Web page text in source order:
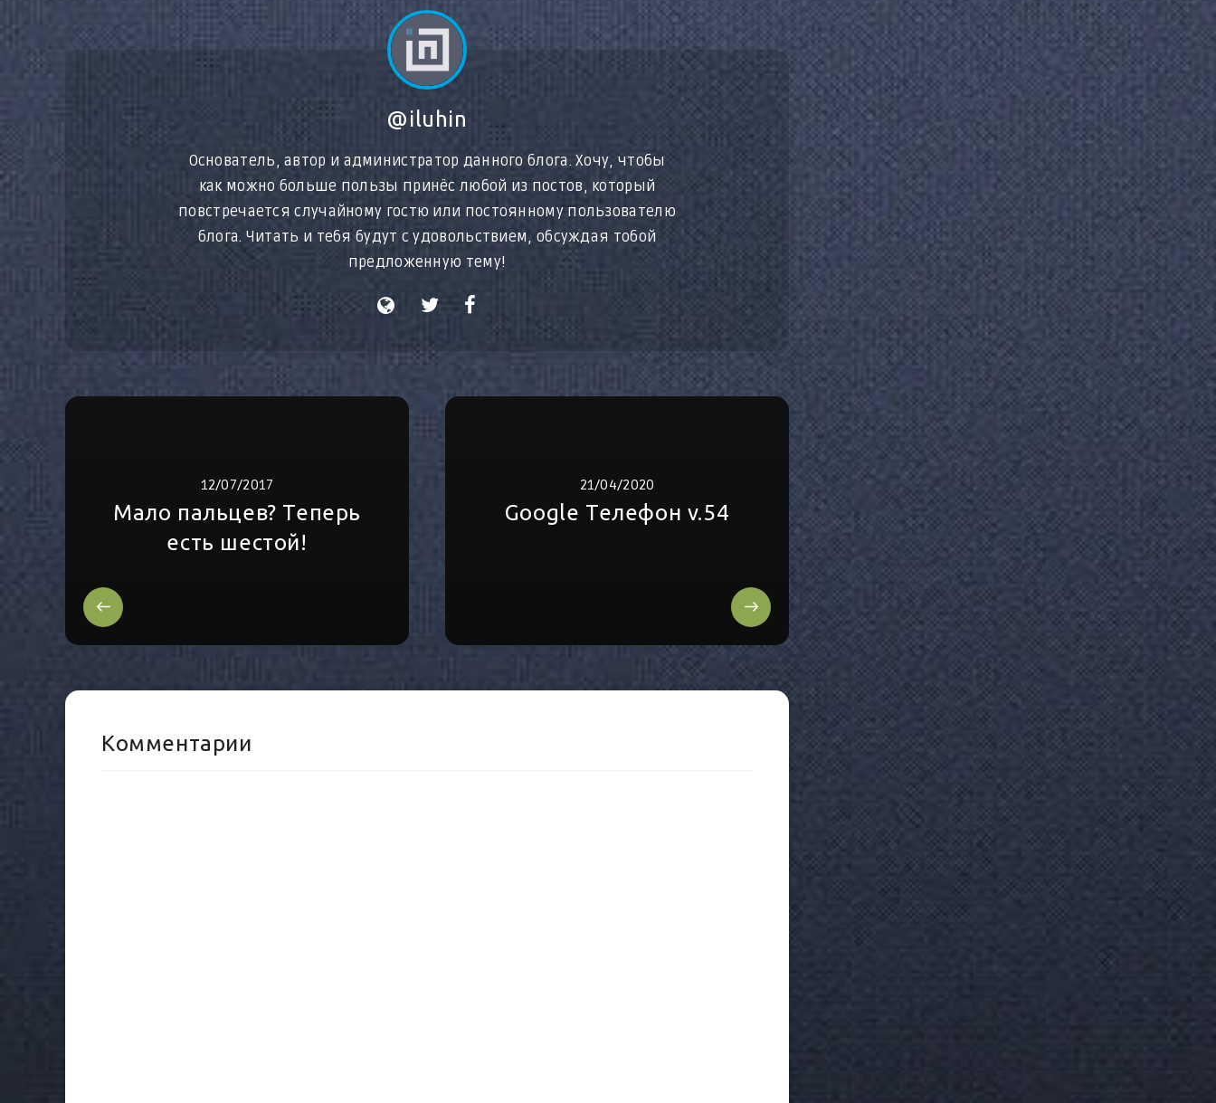
@iluhin
Основатель, автор и администратор данного блога. Хочу, чтобы
как можно больше пользы принёс любой из постов, который
повстречается случайному гостю или постоянному пользователю
блога. Читать и тебя будут с удовольствием, обсуждая тобой
предложенную тему!
12/07/2017
Мало пальцев? Теперь
есть шестой!
21/04/2020
Google Телефон v.54
Комментарии